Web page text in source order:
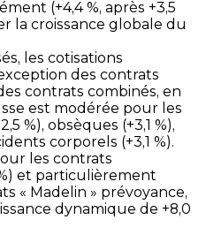
(+4,4 %, après +3,5
la croissance globale du
les cotisations
des contrats
contrats combinés, en
est modérée pour les
%), obsèques (+3,1 %),
corporels (+3,1 %).
les contrats
et particulièrement
« Madelin » prévoyance,
dynamique de +8,0